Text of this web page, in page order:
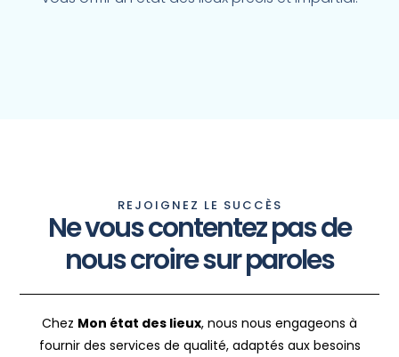
REJOIGNEZ LE SUCCÈS
Ne vous contentez pas de
nous croire sur paroles
Chez Mon état des lieux, nous nous engageons à
fournir des services de qualité, adaptés aux besoins